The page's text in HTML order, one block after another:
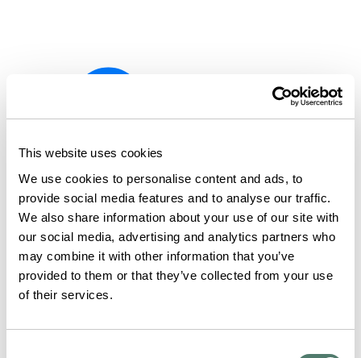
This website uses cookies
We use cookies to personalise content and ads, to
provide social media features and to analyse our traffic.
We also share information about your use of our site with
our social media, advertising and analytics partners who
may combine it with other information that you’ve
provided to them or that they’ve collected from your use
of their services.